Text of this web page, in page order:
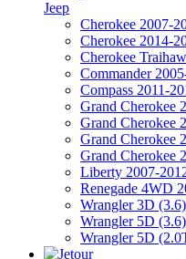
Jeep
Cherokee 2007-
Cherokee 2014-
Cherokee
Commander
Compass 2011-
Grand Cherokee
Grand Cherokee
Grand Cherokee
Grand Cherokee
Liberty 2007-
Renegade 4WD
Wrangler 3D
Wrangler 5D
Wrangler 5D